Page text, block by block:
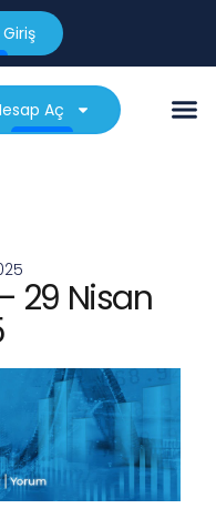
Aç
29 Nisan